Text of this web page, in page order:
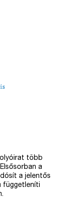
több
a
a jelentős
függetleníti